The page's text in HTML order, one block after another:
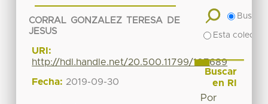
CORRAL GONZALEZ TERESA DE
JESUS
URI:
http://hdl.handle.net/20.500.11799/107689
Fecha: 2019-09-30
Buscar
Esta
Buscar
en RI
Por